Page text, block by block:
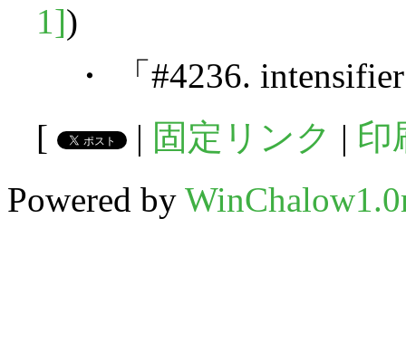
1])
・ 「#4236.
[
| 固定リンク | 印
Powered by